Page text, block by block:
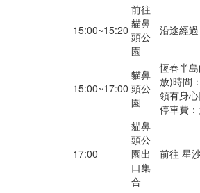
15:00~15:20
前往
貓鼻
頭公
園
沿途經
15:00~17:00
貓鼻
頭公
園
恆春半
放)時間
領有身
停車費
17:00
貓鼻
頭公
園出
口集
合
前往 星